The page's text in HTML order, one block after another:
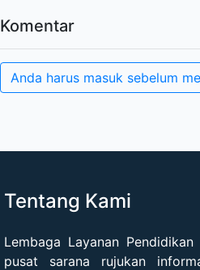
Komentar
Anda harus masuk sebelum
Tentang Kami
Lembaga Layanan
pusat sarana rujukan